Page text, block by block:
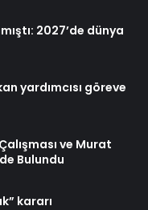
2027’de dünya
yardımcısı göreve
ve Murat
Bulundu
kararı